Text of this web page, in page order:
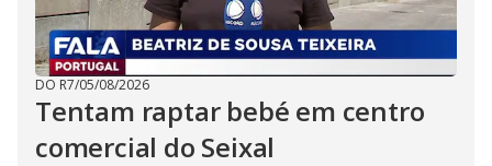
DO R7/05/08/2026
Tentam raptar bebé em centro
comercial do Seixal